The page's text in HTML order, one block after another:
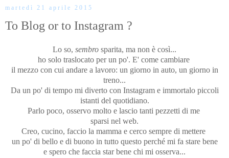
martedì 21 aprile 2015
To Blog or to Instagram ?
Lo so, sembro sparita, ma non è così...
ho solo traslocato per un po'. E' come cambiare
il mezzo con cui andare a lavoro: un giorno in auto, un giorno in
treno...
Da un po' di tempo mi diverto con Instagram e immortalo piccoli
istanti del quotidiano.
Parlo poco, osservo molto e lascio tanti pezzetti di me
sparsi nel web.
Creo, cucino, faccio la mamma e cerco sempre di mettere
un po' di bello e di buono in tutto questo perché mi fa stare bene
e spero che faccia star bene chi mi osserva...